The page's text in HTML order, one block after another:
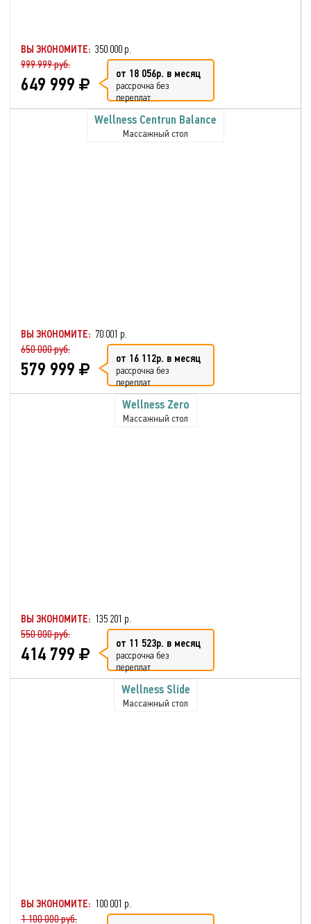
ВЫ ЭКОНОМИТЕ: 350 000 р.
999 999 руб.
649 999 от 18 056р. в месяц
рассрочка без
переплат
Wellness Centrun Balance
Массажный стол
ВЫ ЭКОНОМИТЕ: 70 001 р.
650 000 руб.
579 999 от 16 112р. в месяц
рассрочка без
переплат
Wellness Zero
Массажный стол
ВЫ ЭКОНОМИТЕ: 135 201 р.
550 000 руб.
414 799 от 11 523р. в месяц
рассрочка без
переплат
Wellness Slide
Массажный стол
ВЫ ЭКОНОМИТЕ: 100 001 р.
1 100 000 руб.